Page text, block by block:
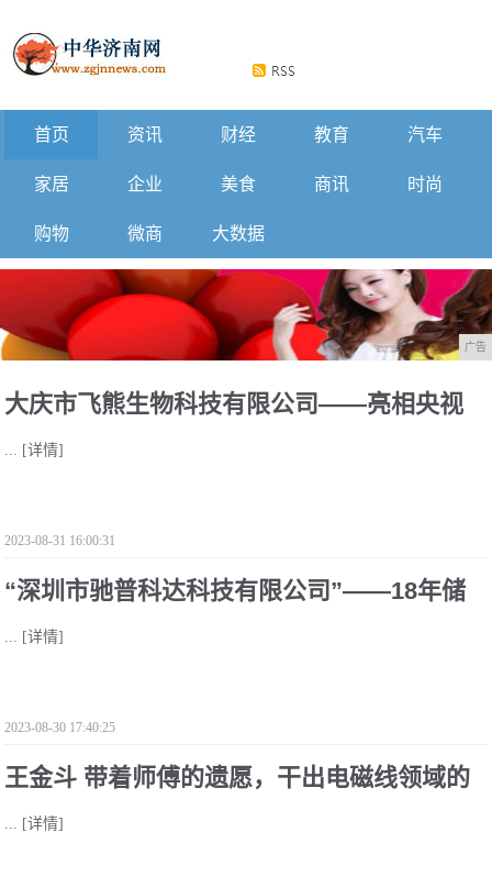
首页 资讯 财经 教育 汽车
家居 企业 美食 商讯 时尚
购物 微商 大数据
广告
大庆市飞熊生物科技有限公司——亮相央视
... [详情]
2023-08-31 16:00:31
“深圳市驰普科达科技有限公司”——18年储
... [详情]
2023-08-30 17:40:25
王金斗 带着师傅的遗愿，干出电磁线领域的
... [详情]